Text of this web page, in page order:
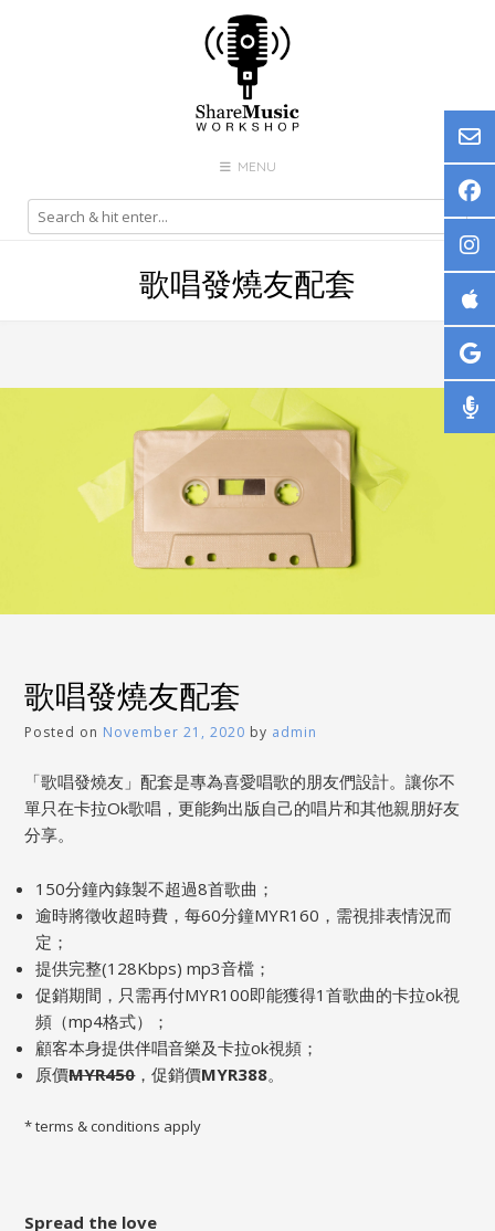
MENU
歌唱發燒友配套
歌唱發燒友配套
Posted on November 21, 2020 by admin
「歌唱發燒友」配套是專為喜愛唱歌的朋友們設計。讓你不
單只在卡拉Ok歌唱，更能夠出版自己的唱片和其他親朋好友
分享。
150分鐘內錄製不超過8首歌曲；
逾時將徵收超時費，每60分鐘MYR160，需視排表情況而
定；
提供完整(128Kbps) mp3音檔；
促銷期間，只需再付MYR100即能獲得1首歌曲的卡拉ok視
頻（mp4格式）；
顧客本身提供伴唱音樂及卡拉ok視頻；
原價MYR450，促銷價MYR388。
* terms & conditions apply
Spread the love